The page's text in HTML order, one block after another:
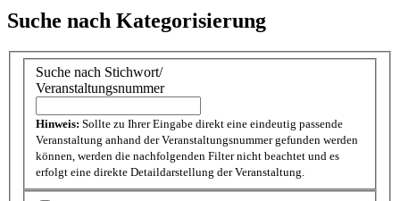
Suche nach Kategorisierung
Suche nach Stichwort/
Veranstaltungsnummer
Hinweis: Sollte zu Ihrer Eingabe direkt eine eindeutig passende
Veranstaltung anhand der Veranstaltungsnummer gefunden werden
können, werden die nachfolgenden Filter nicht beachtet und es
erfolgt eine direkte Detaildarstellung der Veranstaltung.